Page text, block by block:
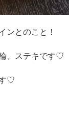
ンとのこと！
、ステキです♡
♡